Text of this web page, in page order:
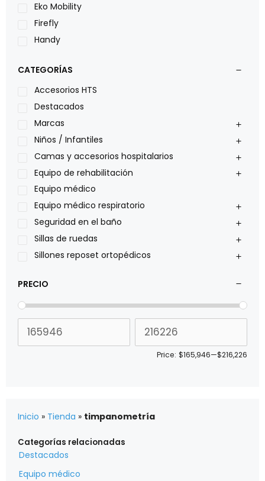
Eko Mobility
Firefly
Handy
Leggero
Lumex
Medical Store
Nidek
Oxiplus
Philips
Pride
Roho
Sillas de ruedas Everest Jennings
Stealth products
Xiehe Medical
CATEGORÍAS
Accesorios HTS
Destacados
Marcas
Niños / Infantiles
Camas y accesorios hospitalarios
Equipo de rehabilitación
Equipo médico
Equipo médico respiratorio
Seguridad en el baño
Sillas de ruedas
Sillones reposet ortopédicos
PRECIO
Price: $165,946—$216,226
Inicio » Tienda » timpanometría
Categorías relacionadas
Destacados
Equipo médico